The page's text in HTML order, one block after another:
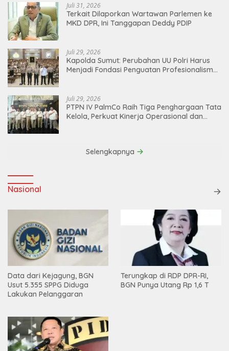
Juli 31, 2026
Terkait Dilaporkan Wartawan Parlemen ke
MKD DPR, Ini Tanggapan Deddy PDIP
Juli 29, 2026
Kapolda Sumut: Perubahan UU Polri Harus
Menjadi Fondasi Penguatan Profesionalisme
Juli 29, 2026
PTPN IV PalmCo Raih Tiga Penghargaan Tata
Kelola, Perkuat Kinerja Operasional dan
Selengkapnya
Nasional
Data dari Kejagung, BGN
Usut 5.355 SPPG Diduga
Lakukan Pelanggaran
Terungkap di RDP DPR-RI,
BGN Punya Utang Rp 1,6 T